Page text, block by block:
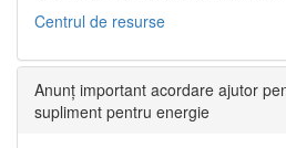
Centrul de resurse
Anunț important acordare ajutor
supliment pentru energie